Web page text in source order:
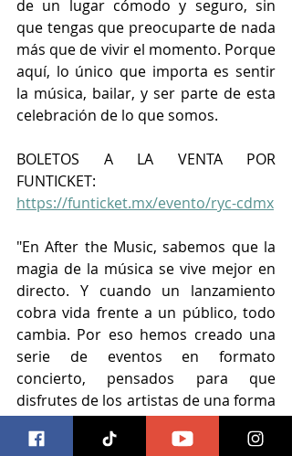
de un lugar cómodo y seguro, sin
que tengas que preocuparte de nada
más que de vivir el momento. Porque
aquí, lo único que importa es sentir
la música, bailar, y ser parte de esta
celebración de lo que somos.
BOLETOS A LA VENTA POR
FUNTICKET:
https://funticket.mx/evento/ryc-cdmx
"En After the Music, sabemos que la
magia de la música se vive mejor en
directo. Y cuando un lanzamiento
cobra vida frente a un público, todo
cambia. Por eso hemos creado una
serie de eventos en formato
concierto, pensados para que
disfrutes de los artistas de una forma
más cercana, más real. Queremos
que la música sea el epicentro de